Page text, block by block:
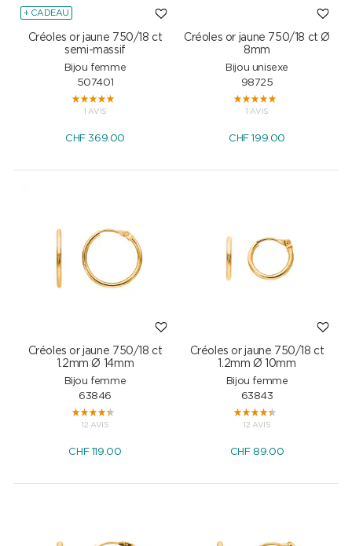
+ CADEAU
Créoles or jaune 750/18 ct
semi-massif
Bijou femme
507401
1 AVIS
CHF 369.00
Créoles or jaune 750/18 ct Ø
8mm
Bijou unisexe
98725
1 AVIS
CHF 199.00
Créoles or jaune 750/18 ct
1.2mm Ø 14mm
Bijou femme
63846
12 AVIS
CHF119.00
Créoles or jaune 750/18 ct
1.2mm Ø 10mm
Bijou femme
63843
12 AVIS
CHF89.00